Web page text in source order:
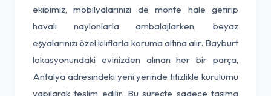
ekibimiz, mobilyalarınızı de monte hale getirip
havalı naylonlarla ambalajlarken, beyaz
eşyalarınızı özel kılıflarla koruma altına alır. Bayburt
lokasyonundaki evinizden alınan her bir parça,
Antalya adresindeki yeni yerinde titizlikle kurulumu
yapılarak teslim edilir. Bu süreçte sadece taşıma